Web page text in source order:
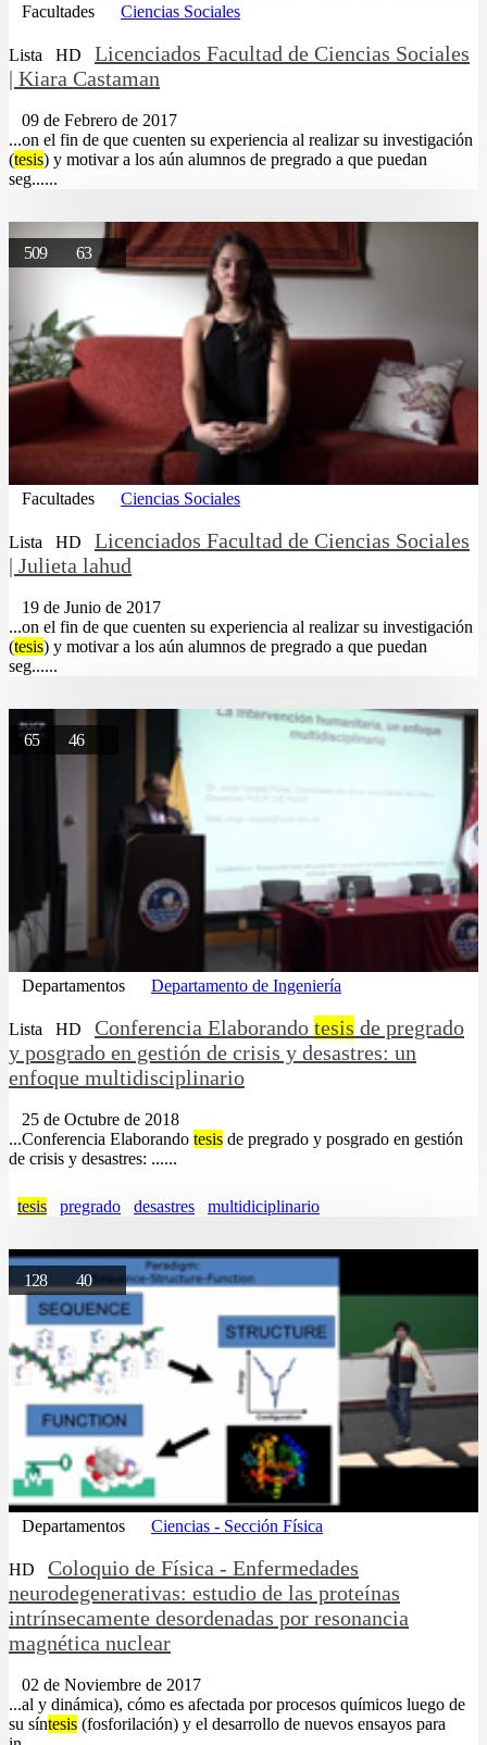
Facultades Ciencias Sociales
Lista HD
Licenciados Facultad de Ciencias Sociales
| Kiara Castaman
09 de Febrero de 2017
...on el fin de que cuenten su experiencia al realizar su investigación
(tesis) y motivar a los aún alumnos de pregrado a que puedan
seg......
509 63
Facultades Ciencias Sociales
Lista HD
Licenciados Facultad de Ciencias Sociales
| Julieta lahud
19 de Junio de 2017
...on el fin de que cuenten su experiencia al realizar su investigación
(tesis) y motivar a los aún alumnos de pregrado a que puedan
seg......
65 46
Departamentos Departamento de Ingeniería
Lista HD Conferencia Elaborando tesis de pregrado
y posgrado en gestión de crisis y desastres: un
enfoque multidisciplinario
25 de Octubre de 2018
...Conferencia Elaborando tesis de pregrado y posgrado en gestión
de crisis y desastres: ......
tesis pregrado desastres multidiciplinario
128 40
Departamentos Ciencias - Sección Física
HD
Coloquio de Física - Enfermedades
neurodegenerativas: estudio de las proteínas
intrínsecamente desordenadas por resonancia
magnética nuclear
02 de Noviembre de 2017
...al y dinámica), cómo es afectada por procesos químicos luego de
su síntesis (fosforilación) y el desarrollo de nuevos ensayos para